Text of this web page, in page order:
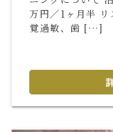
万円／1ヶ月半
覚過敏、歯 […]